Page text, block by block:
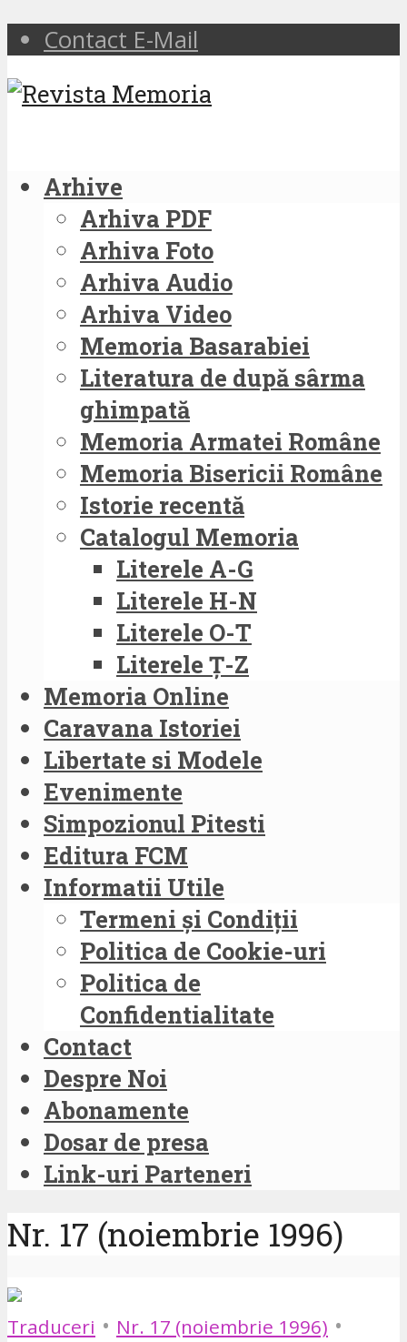
Contact E-Mail
Arhive
Arhiva PDF
Arhiva Foto
Arhiva Audio
Arhiva Video
Memoria Basarabiei
Literatura de după sârma
ghimpată
Memoria Armatei Române
Memoria Bisericii Române
Istorie recentă
Catalogul Memoria
Literele A-G
Literele H-N
Literele O-T
Literele Ț-Z
Memoria Online
Caravana Istoriei
Libertate si Modele
Evenimente
Simpozionul Pitesti
Editura FCM
Informatii Utile
Termeni și Condiții
Politica de Cookie-uri
Politica de
Confidentialitate
Contact
Despre Noi
Abonamente
Dosar de presa
Link-uri Parteneri
Nr. 17 (noiembrie 1996)
Traduceri • Nr. 17 (noiembrie 1996) •